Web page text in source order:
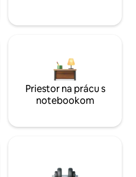
Priestor na prácu s
notebookom